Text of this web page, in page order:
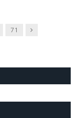
71 Next